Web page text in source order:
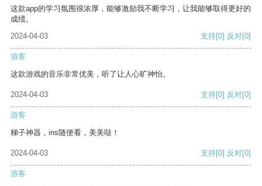
这款app的学习氛围很浓厚，能够激励我不断学习，让我能够取得更好的
成绩。
2024-04-03
支持[0] 反对[0]
游客
这款游戏的音乐非常优美，听了让人心旷神怡。
2024-04-03 支持[0] 反对[0]
游客
梯子神器，ins随便看，美美哒！
2024-04-03 支持[0] 反对[0]
游客